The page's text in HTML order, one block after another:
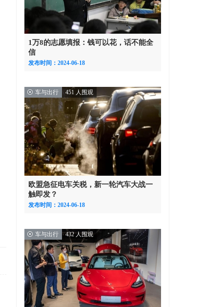
1万8的志愿填报：钱可以花，话不能全
信
发布时间：2024-06-18
车与出行 451 人围观
欧盟急征电车关税，新一轮汽车大战一
触即发？
发布时间：2024-06-18
车与出行 432 人围观